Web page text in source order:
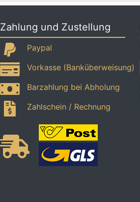
Zahlung und Zustellung
Paypal
Vorkasse (Banküberweisung)
Barzahlung bei Abholung
Zahlschein / Rechnung